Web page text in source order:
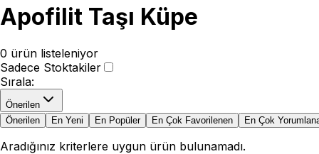
Apofilit Taşı Küpe
0 ürün listeleniyor
Sadece Stoktakiler
Sırala:
Önerilen
Önerilen
En Yeni En Popüler En Çok Favorilenen En Çok
Aradığınız kriterlere uygun ürün bulunamadı.